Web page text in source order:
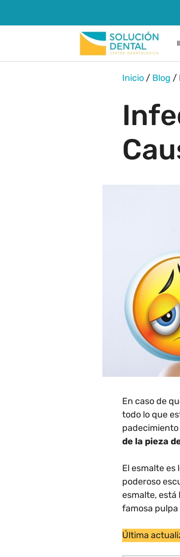
Inicio / Blog /
En caso de
todo lo que
de la pieza
El esmalte es
poderoso
esmalte, está
famosa pulpa
Última